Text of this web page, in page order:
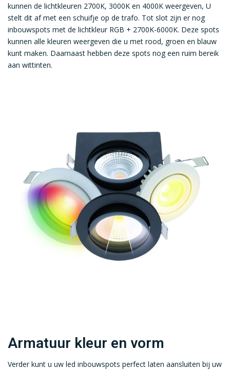
kunnen de lichtkleuren 2700K, 3000K en 4000K weergeven, U
stelt dit af met een schuifje op de trafo. Tot slot zijn er nog
inbouwspots met de lichtkleur RGB + 2700K-6000K. Deze spots
kunnen alle kleuren weergeven die u met rood, groen en blauw
kunt maken. Daarnaast hebben deze spots nog een ruim bereik
aan wittinten.
Armatuur kleur en vorm
Verder kunt u uw led inbouwspots perfect laten aansluiten bij uw